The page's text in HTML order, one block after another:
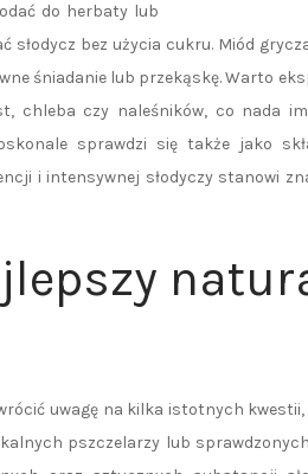
do herbaty lub
słodycz bez użycia cukru. Miód
śniadanie lub przekąskę. Warto
chleba czy naleśników, co nada
sprawdzi się także jako
i intensywnej słodyczy stanowi
uwagę na kilka istotnych kwestii,
pszczelarzy lub